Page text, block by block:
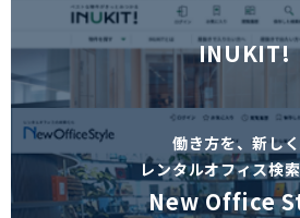
INUKIT!
働き方を、新し
レンタルオフィス検
New Office